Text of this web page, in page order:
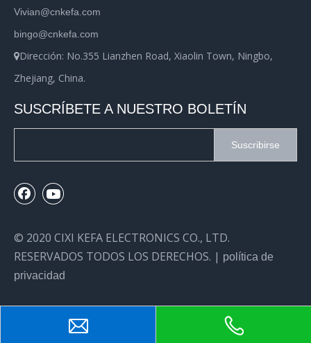
Vivian@cnkefa.com
bingo@cnkefa.com
Dirección: No.355 Lianzhen Road, Xiaolin Town, Ningbo,
Zhejiang, China.
SUSCRÍBETE A NUESTRO BOLETÍN
Suscribirse
© 2020 CIXI KEFA ELECTRONICS CO., LTD.
RESERVADOS TODOS LOS DERECHOS. | política de
privacidad